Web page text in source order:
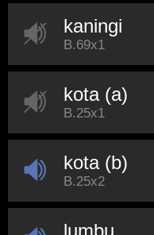
kaningi
B.69x1
kota (a)
B.25x1
kota (b)
B.25x2
lumbu